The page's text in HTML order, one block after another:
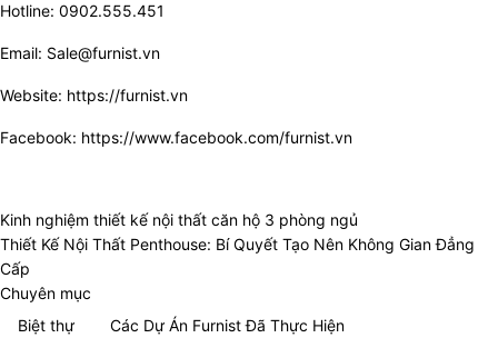
Hotline: 0902.555.451
Email: Sale@furnist.vn
Website: https://furnist.vn
Facebook: https://www.facebook.com/furnist.vn
Kinh nghiệm thiết kế nội thất căn hộ 3 phòng ngủ
Thiết Kế Nội Thất Penthouse: Bí Quyết Tạo Nên Không Gian Đẳng
Cấp
Chuyên mục
Biệt thự
Các Dự Án Furnist Đã Thực Hiện